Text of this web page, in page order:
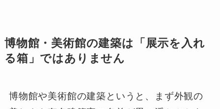
博物館・美術館の建築は「展示を入れ
る箱」ではありません
博物館や美術館の建築というと、まず外観の